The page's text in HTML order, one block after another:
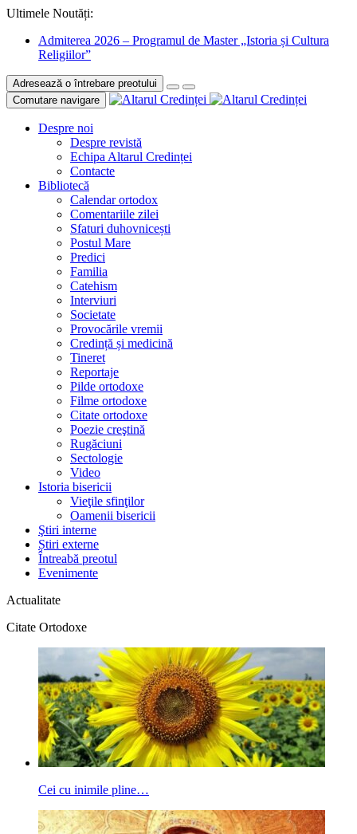
Ultimele Noutăți:
Admiterea 2026 – Programul de Master „Istoria și Cultura
Religiilor”
Adresează o întrebare preotului
Comutare navigare
Despre noi
Despre revistă
Echipa Altarul Credinței
Contacte
Bibliotecă
Calendar ortodox
Comentariile zilei
Sfaturi duhovnicești
Postul Mare
Predici
Familia
Catehism
Interviuri
Societate
Provocările vremii
Credință și medicină
Tineret
Reportaje
Pilde ortodoxe
Filme ortodoxe
Citate ortodoxe
Poezie creştină
Rugăciuni
Sectologie
Video
Istoria bisericii
Vieţile sfinţilor
Oamenii bisericii
Ştiri interne
Știri externe
Întreabă preotul
Evenimente
Actualitate
Citate Ortodoxe
Cei cu inimile pline…